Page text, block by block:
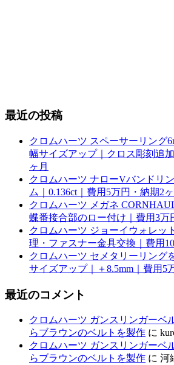
最近の投稿
クロムハーツ スペーサーリング
幅サイズアップ｜クロス彫刻追
ヶ月
クロムハーツ ナローVバンドリ
ム｜0.136ct｜費用5万円・納期2
クロムハーツ メガネ
蝶番接合部のロー付け｜費用3万
クロムハーツ ジョーイウォレッ
理・ファスナー金具交換｜費用
クロムハーツ セメタリーリング
サイズアップ｜＋8.5mm｜費用5
最近のコメント
クロムハーツ ガンスリンガーベ
らブラウンのベルトを製作 に
クロムハーツ ガンスリンガーベ
らブラウンのベルトを製作 に 河